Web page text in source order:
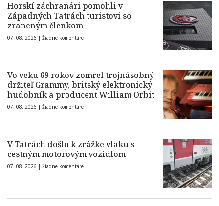
Horskí záchranári pomohli v
Západných Tatrách turistovi so
zraneným členkom
07. 08. 2026 | Žiadne komentáre
Vo veku 69 rokov zomrel trojnásobný
držiteľ Grammy, britský elektronický
hudobník a producent William Orbit
07. 08. 2026 | Žiadne komentáre
V Tatrách došlo k zrážke vlaku s
cestným motorovým vozidlom
07. 08. 2026 | Žiadne komentáre